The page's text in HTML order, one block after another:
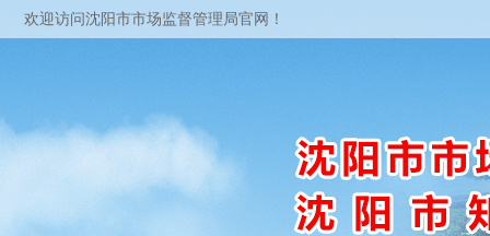
欢迎访问沈阳市市场监督管理局官网！